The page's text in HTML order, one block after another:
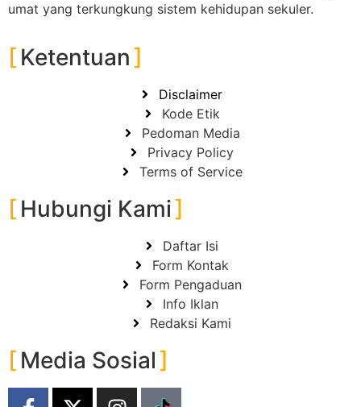
umat yang terkungkung sistem kehidupan sekuler.
Ketentuan
Disclaimer
Kode Etik
Pedoman Media
Privacy Policy
Terms of Service
Hubungi Kami
Daftar Isi
Form Kontak
Form Pengaduan
Info Iklan
Redaksi Kami
Media Sosial